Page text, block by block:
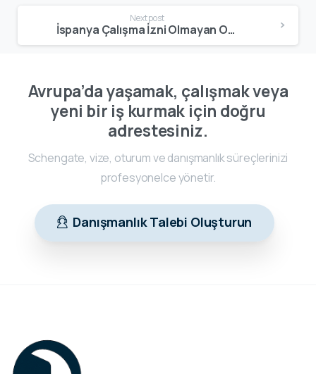
Next post
İspanya Çalışma İzni Olmayan Oturum Vizesi Nedir? 2026 Şartları, Avantajları ve Başvuru Rehberi
Avrupa’da yaşamak, çalışmak veya
yeni bir iş kurmak için doğru
adrestesiniz.
Schengate, vize, oturum ve danışmanlık süreçlerinizi
profesyonelce yönetir.
Danışmanlık Talebi Oluşturun